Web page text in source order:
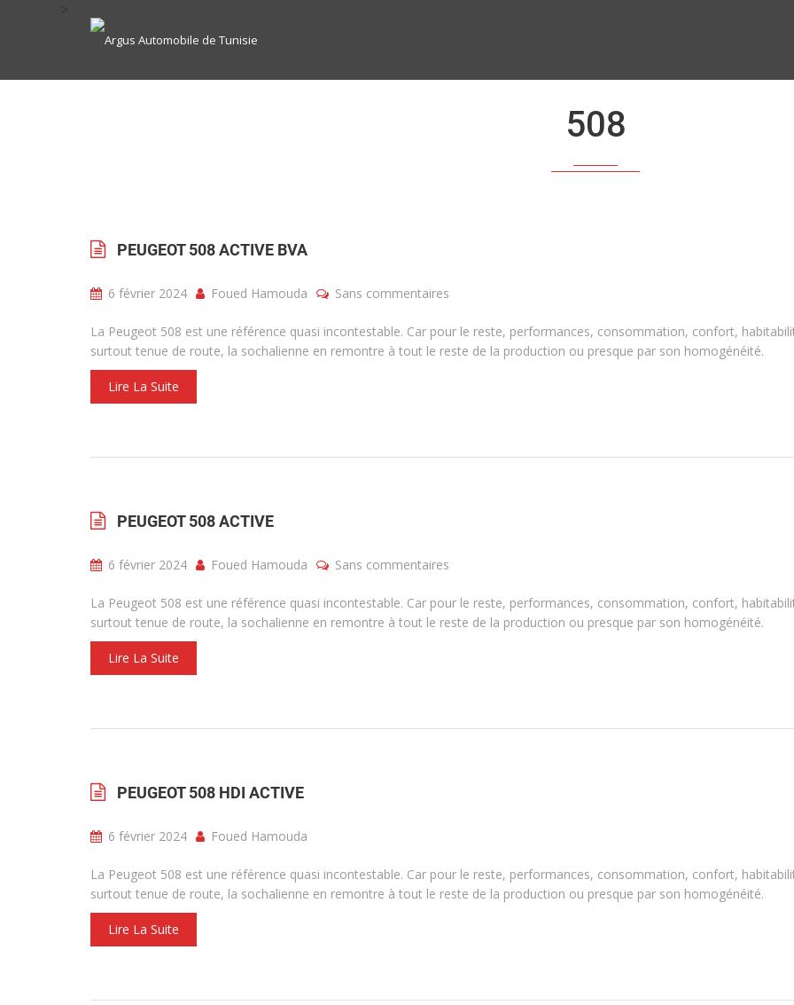
>
508
PEUGEOT 508 ACTIVE BVA
6 février 2024 Foued Hamouda Sans commentaires
La Peugeot 508 est une référence quasi incontestable. Car pour le reste, performances, consommation, confort,
surtout tenue de route, la sochalienne en remontre à tout le reste de la production ou presque par son homogénéité.
Lire La Suite
PEUGEOT 508 ACTIVE
6 février 2024 Foued Hamouda Sans commentaires
La Peugeot 508 est une référence quasi incontestable. Car pour le reste, performances, consommation, confort,
surtout tenue de route, la sochalienne en remontre à tout le reste de la production ou presque par son homogénéité.
Lire La Suite
PEUGEOT 508 HDI ACTIVE
6 février 2024 Foued Hamouda
La Peugeot 508 est une référence quasi incontestable. Car pour le reste, performances, consommation, confort,
surtout tenue de route, la sochalienne en remontre à tout le reste de la production ou presque par son homogénéité.
Lire La Suite